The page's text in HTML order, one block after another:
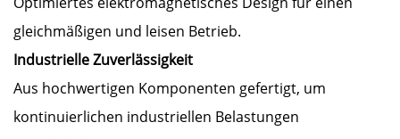
gleichmäßigen und leisen Betrieb.
Industrielle Zuverlässigkeit
Aus hochwertigen Komponenten gefertigt, um
kontinuierlichen industriellen Belastungen